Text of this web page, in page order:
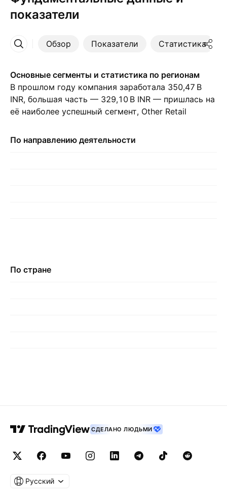
показатели
Обзор Показатели Статистика
Ещё
Основные сегменты и статистика по регионам
В прошлом году компания заработала ‪350,47 B‬
INR, большая часть — ‪329,10 B‬ INR — пришлась на
её наиболее успешный сегмент, Other Retail
год. Индия — страна, которая принесла больше
всего выручки: в прошлом году компания
По направлению деятельности
По стране
СДЕЛАНО ЛЮДЬМИ
Русский